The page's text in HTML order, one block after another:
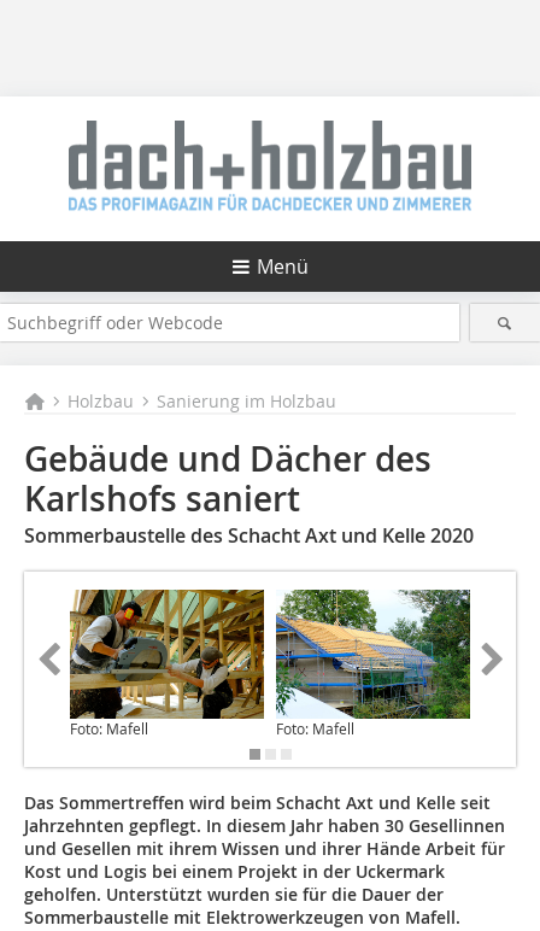
Menü
Holzbau Sanierung im Holzbau
Gebäude und Dächer des
Karlshofs saniert
Sommerbaustelle des Schacht Axt und Kelle 2020
Foto: Mafell Foto: Mafell
Das Sommertreffen wird beim Schacht Axt und Kelle seit
Jahrzehnten gepflegt. In diesem Jahr haben 30 Gesellinnen
und Gesellen mit ihrem Wissen und ihrer Hände Arbeit für
Kost und Logis bei einem Projekt in der Uckermark
geholfen. Unterstützt wurden sie für die Dauer der
Sommerbaustelle mit Elektrowerkzeugen von Mafell.